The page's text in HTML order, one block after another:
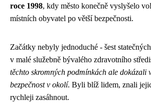
roce 1998, kdy město konečně vyslyšelo
místních obyvatel po větší bezpečnosti.
Začátky nebyly jednoduché - šest
v malé služebně bývalého zdravotního
těchto skromných podmínkách ale dokázali
bezpečnost v okolí. Byli blíž lidem, znali
rychleji zasáhnout.